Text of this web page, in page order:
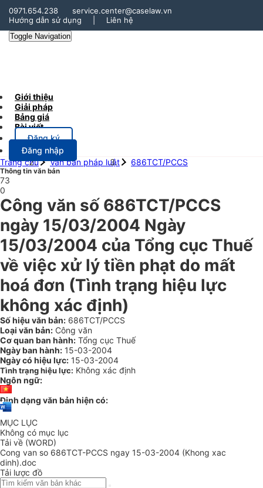
0971.654.238
service.center@caselaw.vn
Hướng dẫn sử dụng
Liên hệ
Toggle Navigation
Giới thiệu
Giải pháp
Bảng giá
Bài viết
Đăng ký
Đăng nhập
Trang chủ
Văn bản pháp luật 686TCT/PCCS
Thông tin văn bản
73
0
Công văn số 686TCT/PCCS
ngày 15/03/2004 Ngày
15/03/2004 của Tổng cục Thuế
về việc xử lý tiền phạt do mất
hoá đơn (Tình trạng hiệu lực
không xác định)
Số hiệu văn bản: 686TCT/PCCS
Loại văn bản: Công văn
Cơ quan ban hành: Tổng cục Thuế
Ngày ban hành: 15-03-2004
Ngày có hiệu lực: 15-03-2004
Tình trạng hiệu lực: Không xác định
Ngôn ngữ:
Định dạng văn bản hiện có:
MỤC LỤC
Không có mục lục
Tải về (WORD)
Cong van so 686TCT-PCCS ngay 15-03-2004 (Khong xac
dinh).doc
Tải lược đồ